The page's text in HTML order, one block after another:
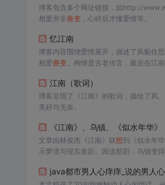
博客包含多个网址链接，如http://
相爱并非善变，心碎后才懂爱情等。
忆江南
博客内容围绕爱情展开，描述了风黏住
相爱善变、殉情是古老传言，最后在江
江南（歌词）
博客呈现了《江南》的歌词，描绘了风
美好与无奈。
《江南》、乌镇、《似水年华》
文章由林俊杰《江南》联想到《似水年
示梦境与现实差距。因这部剧，乌镇变
java都市男人心痒痒_说的男人